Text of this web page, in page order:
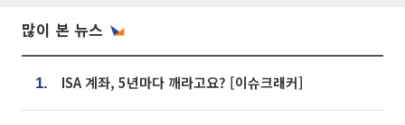
많이 본 뉴스
1. ISA 계좌, 5년마다 깨라고요? [이슈크래커]